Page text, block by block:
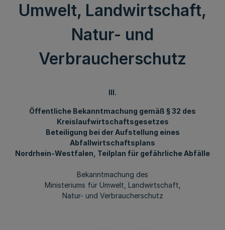
Umwelt, Landwirtschaft,
Natur- und
Verbraucherschutz
III.
Öffentliche Bekanntmachung gemäß § 32 des
Kreislaufwirtschaftsgesetzes
Beteiligung bei der Aufstellung eines
Abfallwirtschaftsplans
Nordrhein-Westfalen, Teilplan für gefährliche Abfälle
Bekanntmachung des
Ministeriums für Umwelt, Landwirtschaft,
Natur- und Verbraucherschutz